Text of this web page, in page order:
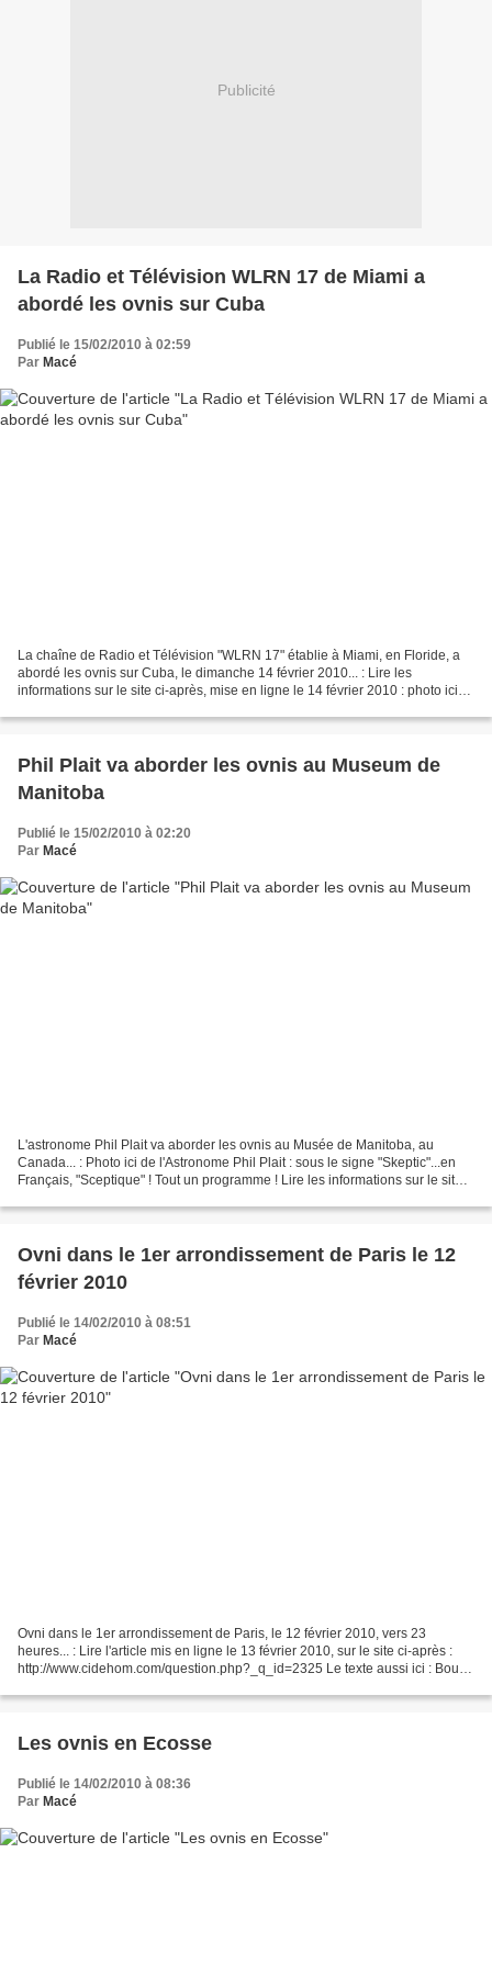
Publicité
La Radio et Télévision WLRN 17 de Miami a
abordé les ovnis sur Cuba
Publié le 15/02/2010 à 02:59
Par Macé
La chaîne de Radio et Télévision "WLRN 17" établie à Miami, en Floride, a
abordé les ovnis sur Cuba, le dimanche 14 février 2010... : Lire les
informations sur le site ci-après, mise en ligne le 14 février 2010 : photo ici
Phil Plait va aborder les ovnis au Museum de
Manitoba
Publié le 15/02/2010 à 02:20
Par Macé
L'astronome Phil Plait va aborder les ovnis au Musée de Manitoba, au
Canada... : Photo ici de l'Astronome Phil Plait : sous le signe "Skeptic"...en
Français, "Sceptique" ! Tout un programme ! Lire les informations sur le site
Ovni dans le 1er arrondissement de Paris le 12
février 2010
Publié le 14/02/2010 à 08:51
Par Macé
Ovni dans le 1er arrondissement de Paris, le 12 février 2010, vers 23
heures... : Lire l'article mis en ligne le 13 février 2010, sur le site ci-après :
http://www.cidehom.com/question.php?_q_id=2325 Le texte aussi ici : Boule
Les ovnis en Ecosse
Publié le 14/02/2010 à 08:36
Par Macé